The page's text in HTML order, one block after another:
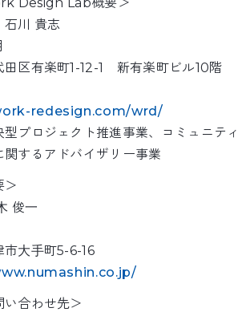
川 貴志
田区有楽町1-12-1 新有楽町ビル10階
redesign.com/wrd/
プロジェクト推進事業、コミュニティ
するアドバイザリー事業
＞
俊⼀
市⼤⼿町5-6-16
合わせ先＞